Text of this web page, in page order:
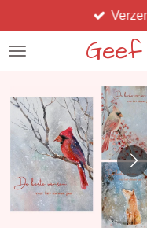
direct
naar